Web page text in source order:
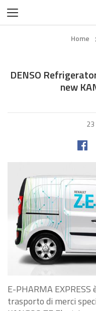
Home
DENSO
new
E-PHARMA
trasporto di merci